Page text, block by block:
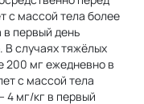
с массой тела более
в первый день
В случаях тяжёлых
200 мг ежедневно в
с массой тела
4 мг/кг в первый